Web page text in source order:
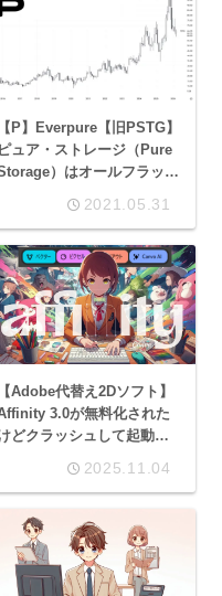
【P】Everpure【旧PSTG】
ピュア・ストレージ（Pure
）はオールフラッシ
ストレージ・ソリューショ
2021.05.31
【Adobe代替え2Dソフト】
3.0が無料化された
どクラッシュして起動で
方法、使い勝手まとめ（ぐ
2025.11.04